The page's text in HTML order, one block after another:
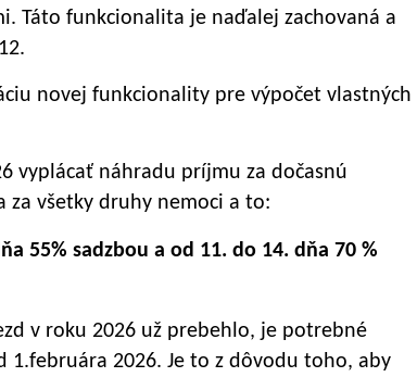
Táto funkcionalita je naďalej zachovaná a
novej funkcionality pre výpočet vlastných
vyplácať náhradu príjmu za dočasnú
za všetky druhy nemoci a to:
55% sadzbou a od 11. do 14. dňa 70 %
v roku 2026 už prebehlo, je potrebné
2026. Je to z dôvodu toho, aby